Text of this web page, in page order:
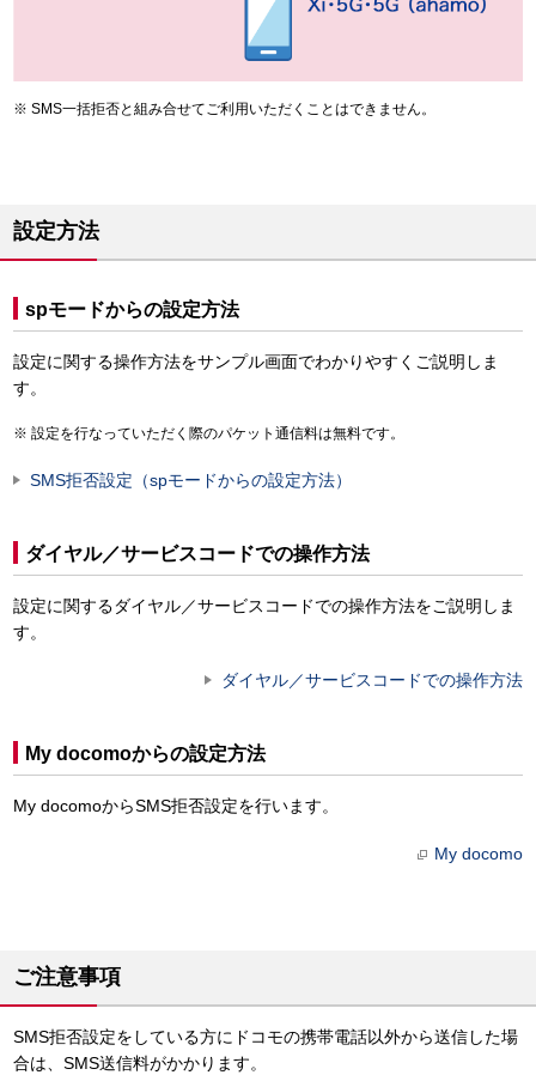
SMS一括拒否と組み合せてご利用いただくことはできません。
設定方法
spモードからの設定方法
設定に関する操作方法をサンプル画面でわかりやすくご説明しま
す。
設定を行なっていただく際のパケット通信料は無料です。
SMS拒否設定（spモードからの設定方法）
ダイヤル／サービスコードでの操作方法
設定に関するダイヤル／サービスコードでの操作方法をご説明しま
す。
ダイヤル／サービスコードでの操作方法
My docomoからの設定方法
My docomoからSMS拒否設定を行います。
My docomo
ご注意事項
SMS拒否設定をしている方にドコモの携帯電話以外から送信した場
合は、SMS送信料がかかります。